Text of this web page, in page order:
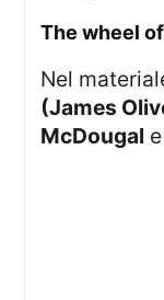
the wheel
Nel
(James
McDougal e